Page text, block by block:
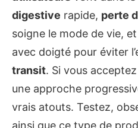
digestive rapide, perte
soigne le mode de vie,
avec doigté pour éviter
transit. Si vous
une approche
vrais atouts. Testez,